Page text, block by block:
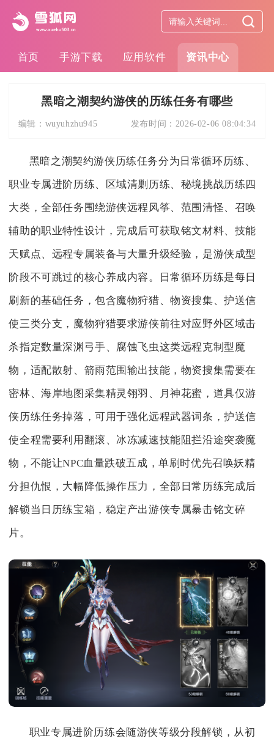
首页 手游下载 应用软件 资讯中心
黑暗之潮契约游侠的历练任务有哪些
编辑： wuyuhzhu945 发布时间： 2026-02-06 08:04:34
黑暗之潮契约游侠历练任务分为日常循环历练、
职业专属进阶历练、区域清剿历练、秘境挑战历练四
大类，全部任务围绕游侠远程风筝、范围清怪、召唤
辅助的职业特性设计，完成后可获取铭文材料、技能
天赋点、远程专属装备与大量升级经验，是游侠成型
阶段不可跳过的核心养成内容。日常循环历练是每日
刷新的基础任务，包含魔物狩猎、物资搜集、护送信
使三类分支，魔物狩猎要求游侠前往对应野外区域击
杀指定数量深渊弓手、腐蚀飞虫这类远程克制型魔
物，适配散射、箭雨范围输出技能，物资搜集需要在
密林、海岸地图采集精灵翎羽、月神花蜜，道具仅游
侠历练任务掉落，可用于强化远程武器词条，护送信
使全程需要利用翻滚、冰冻减速技能阻拦沿途突袭魔
物，不能让NPC血量跌破五成，单刷时优先召唤妖精
分担仇恨，大幅降低操作压力，全部日常历练完成后
解锁当日历练宝箱，稳定产出游侠专属暴击铭文碎
片。
职业专属进阶历练会随游侠等级分段解锁，从初